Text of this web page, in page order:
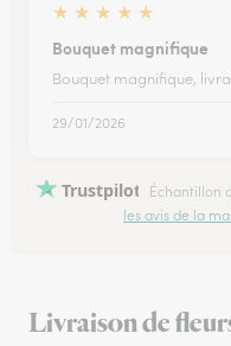
★ ★ ★ ★ ★
Bouquet magnifique
Bouquet magnifique,
29/01/2026
Trustpilot Échantillon
les avis de la
Livraison de